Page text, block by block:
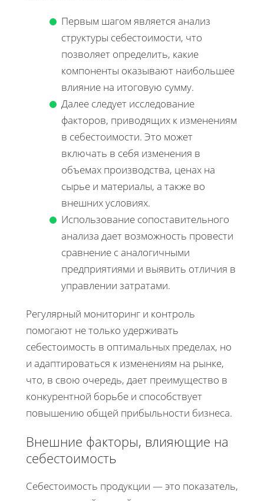
Первым шагом является анализ
структуры себестоимости, что
позволяет определить, какие
компоненты оказывают наибольшее
влияние на итоговую сумму.
Далее следует исследование
факторов, приводящих к изменениям
в себестоимости. Это может
включать в себя изменения в
объемах производства, ценах на
сырье и материалы, а также во
внешних условиях.
Использование сопоставительного
анализа дает возможность провести
сравнение с аналогичными
предприятиями и выявить отличия в
управлении затратами.
Регулярный мониторинг и контроль
помогают не только удерживать
себестоимость в оптимальных пределах, но
и адаптироваться к изменениям на рынке,
что, в свою очередь, дает преимущество в
конкурентной борьбе и способствует
повышению общей прибыльности бизнеса.
Внешние факторы, влияющие на
себестоимость
Себестоимость продукции — это показатель,